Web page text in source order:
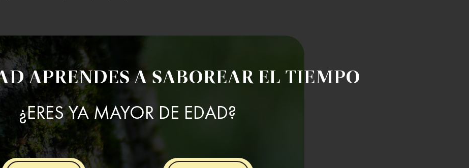
APRENDES A SABOREAR EL TIEMPO
¿ERES YA MAYOR DE EDAD?